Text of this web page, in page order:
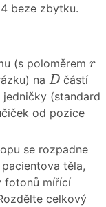
beze zbytku.
(s poloměrem r
r
na D
D částí
(standard
od pozice
se rozpadne
těla,
fotonů mířící
celkový